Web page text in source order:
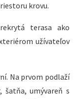
krovu.
terasa ako
užívateľov
Na prvom podlaží
umývareň s